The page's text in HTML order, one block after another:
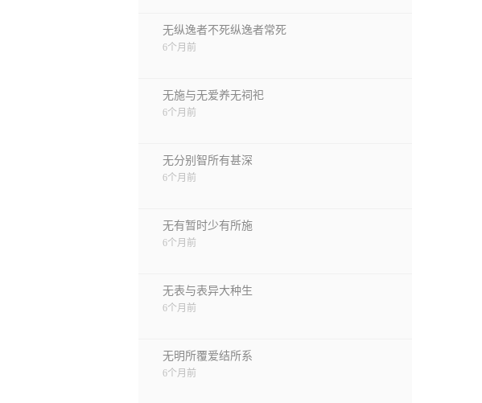
无纵逸者不死纵逸者常死
6个月前
无施与无爱养无祠祀
6个月前
无分别智所有甚深
6个月前
无有暂时少有所施
6个月前
无表与表异大种生
6个月前
无明所覆爱结所系
6个月前